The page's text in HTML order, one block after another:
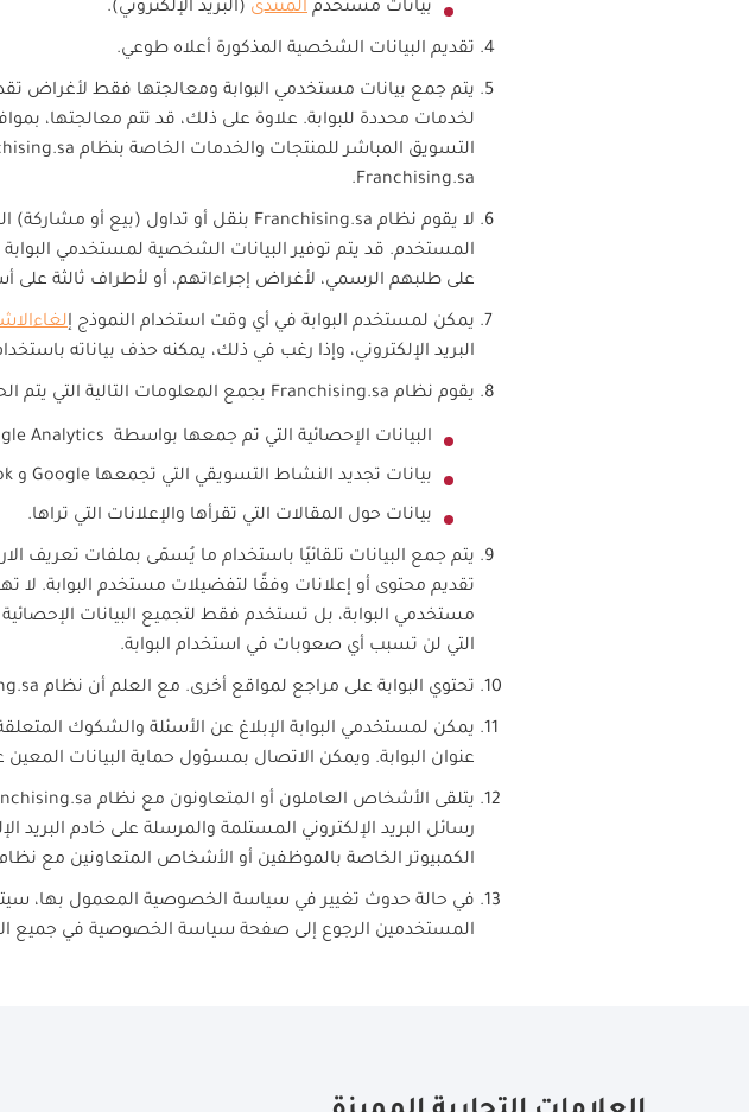
بيانات مستخدم المنتدى (البريد الإلكتروني).
تقديم البيانات الشخصية المذكورة أعلاه طوعي.
يتم جمع بيانات مستخدمي البوابة ومعالجتها فقط لأغراض
لخدمات محددة للبوابة. علاوة على ذلك، قد تتم معالجتها،
التسويق المباشر للمنتجات والخدمات الخاصة بنظام
Franchising.sa
.
لا يقوم نظام Franchising.sa بنقل أو تداول (بيع أو
المستخدم. قد يتم توفير البيانات الشخصية لمستخدمي
على طلبهم الرسمي، لأغراض إجراءاتهم، أو لأطراف ثالثة
يمكن لمستخدم البوابة في أي وقت استخدام النموذج إلغاء
البريد الإلكتروني، وإذا رغب في ذلك، يمكنه حذف بياناته
يقوم نظام Franchising.sa بجمع المعلومات التالية التي يتم
البيانات الإحصائية التي تم جمعها بواسطة Analytics
بيانات تجديد النشاط التسويقي التي تجمعها Google و
بيانات حول المقالات التي تقرأها والإعلانات التي تراها.
يتم جمع البيانات تلقائيًا باستخدام ما يُسمّى بملفات تعريف
تقديم محتوى أو إعلانات وفقًا لتفضيلات مستخدم البوابة.
مستخدمي البوابة، بل تستخدم فقط لتجميع البيانات
التي لن تسبب أي صعوبات في استخدام البوابة.
تحتوي البوابة على مراجع لمواقع أخرى. مع العلم أن نظام
يمكن لمستخدمي البوابة الإبلاغ عن الأسئلة والشكوك
عنوان البوابة. ويمكن الاتصال بمسؤول حماية البيانات المعين
يتلقى الأشخاص العاملون أو المتعاونون مع نظام
رسائل البريد الإلكتروني المستلمة والمرسلة على خادم البريد
الكمبيوتر الخاصة بالموظفين أو الأشخاص المتعاونين مع
في حالة حدوث تغيير في سياسة الخصوصية المعمول بها، سيتم
المستخدمين الرجوع إلى صفحة سياسة الخصوصية في جميع